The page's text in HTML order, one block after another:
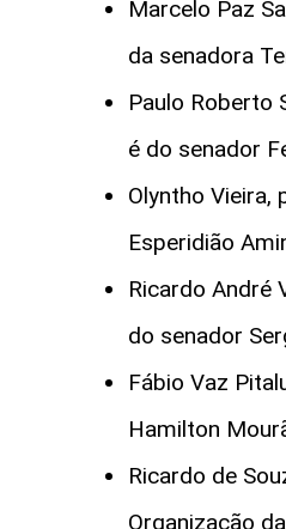
Marcelo Paz
da senadora
Paulo Roberto
é do senador
Olyntho Vieira,
Esperidião
Ricardo André
do senador
Fábio Vaz
Hamilton
Ricardo de
Organização